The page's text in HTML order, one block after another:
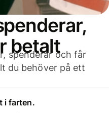
betalt
spenderar och får
du behöver på ett
i farten.